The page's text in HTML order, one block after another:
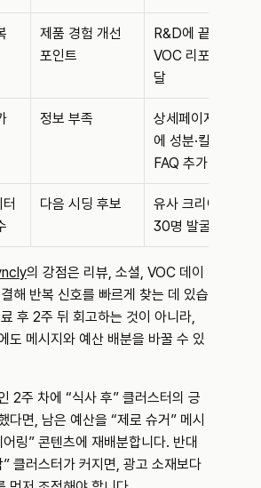
제품 경험 개선
포인트
R&D에 끝맛
VOC 리포트 전
달
정보 부족
상세페이지 상단
에 성분·칼로리
FAQ 추가
다음 시딩 후보
유사 크리에이터
30명 발굴
의 강점은 리뷰, 소셜, VOC 데이
해 반복 신호를 빠르게 찾는 데 있습
후 2주 뒤 회고하는 것이 아니라,
도 메시지와 예산 배분을 바꿀 수 있
2주 차에 “식사 후” 클러스터의 긍
다면, 남은 예산을 “제로 슈거” 메시
링” 콘텐츠에 재배분합니다. 반대
클러스터가 커지면, 광고 소재보다